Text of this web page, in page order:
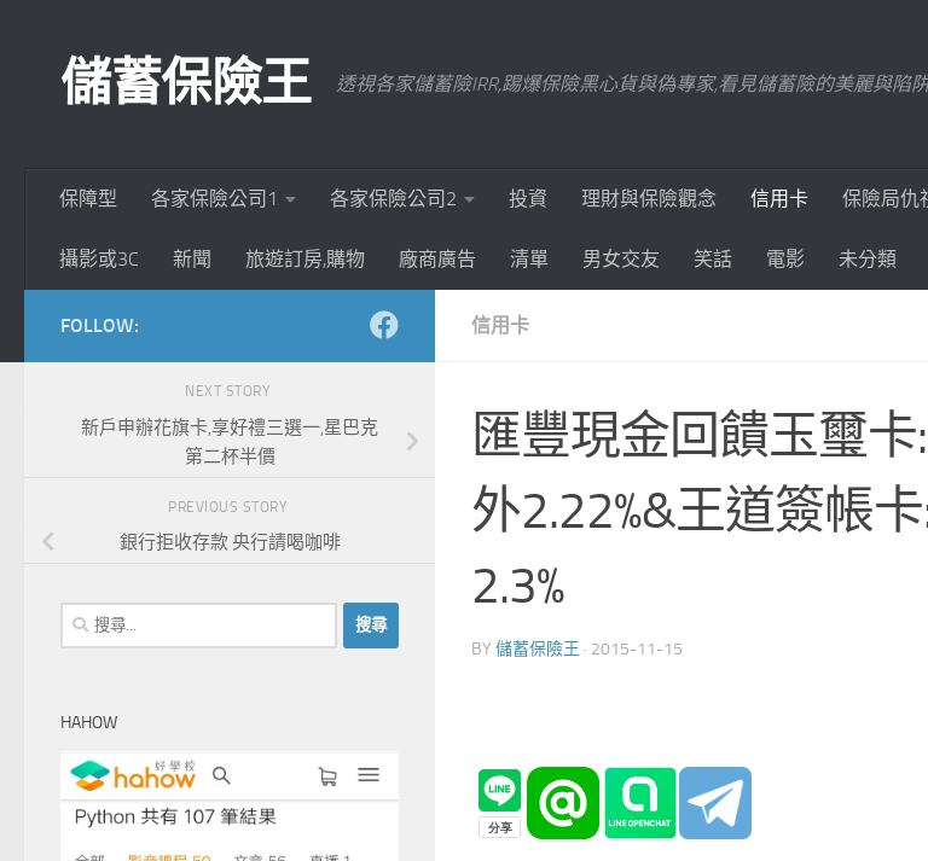
儲蓄保險王 透視各家儲蓄險IRR,踢爆保險黑心貨與偽專家,看見儲蓄險的美麗與陷
保障型 各家保險公司1 各家保險公司2 投資 理財與保險觀念 信用卡 保險局仇
攝影或3C 新聞 旅遊訂房,購物 廠商廣告 清單 男女交友 笑話 電影 未分類
信用卡
匯豐現金回饋玉璽卡
外2.22%&王道簽帳
2.3%
BY 儲蓄保險王 · 2015-11-15
FOLLOW:
NEXT STORY
新戶申辦花旗卡,享好禮三選一,星巴克
第二杯半價
PREVIOUS STORY
銀行拒收存款 央行請喝咖啡
搜
尋
字:
HAHOW